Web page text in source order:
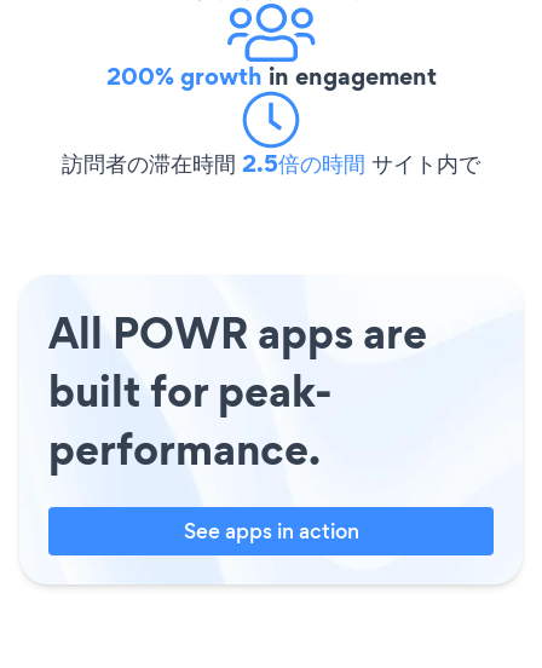
200% growth in engagement
訪問者の滞在時間 2.5倍の時間 サイト内で
All POWR apps are
built for peak-
performance.
See apps in action